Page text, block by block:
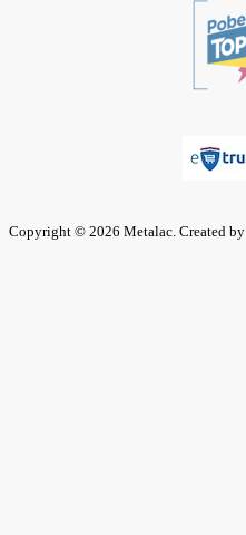
Copyright © 2026 Metalac. Created by